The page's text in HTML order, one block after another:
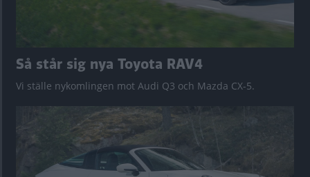
Så står sig nya Toyota RAV4
Vi ställe nykomlingen mot Audi Q3 och Mazda CX-5.